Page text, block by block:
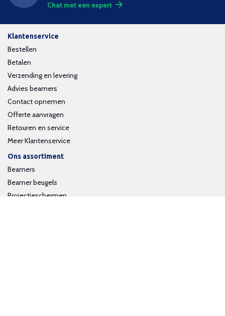
Chat met een expert
Klantenservice
Bestellen
Betalen
Verzending en levering
Advies beamers
Contact opnemen
Offerte aanvragen
Retouren en service
Meer Klantenservice
Ons assortiment
Beamers
Beamer beugels
Projectieschermen